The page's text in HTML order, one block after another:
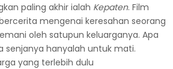
paling akhir ialah Kepaten. Film
mengenai keresahan seorang
oleh satupun keluarganya. Apa
senjanya hanyalah untuk mati.
yang terlebih dulu